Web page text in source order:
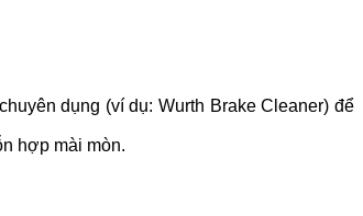
dụng (ví dụ: Wurth Brake Cleaner) để
hợp mài mòn.